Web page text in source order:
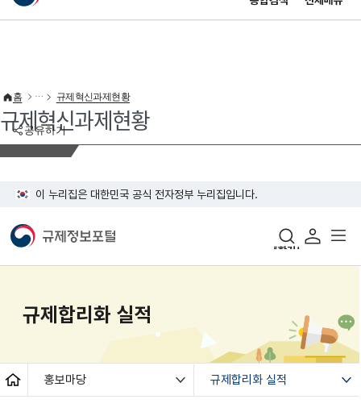
이 누리집은 대한민국 공식 전자정부 누리집입니다.
공유하기
홈 규제혁신과제현황
규제혁신과제현황